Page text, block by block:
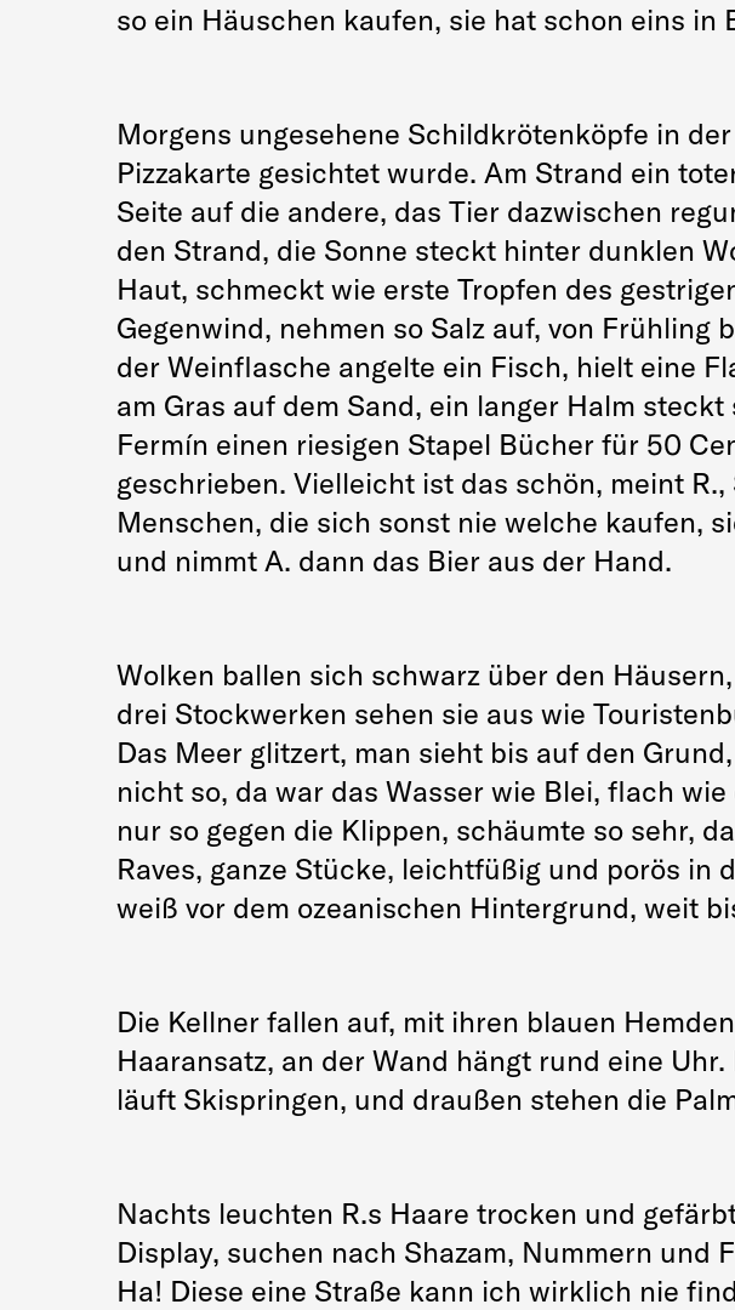
so ein Häuschen kaufen, sie hat schon eins in
Morgens ungesehene Schildkrötenköpfe in
Pizzakarte gesichtet wurde. Am Strand ein
Seite auf die andere, das Tier dazwischen
den Strand, die Sonne steckt hinter dunklen
Haut, schmeckt wie erste Tropfen des
Gegenwind, nehmen so Salz auf, von
der Weinflasche angelte ein Fisch, hielt eine
am Gras auf dem Sand, ein langer Halm
Fermín einen riesigen Stapel Bücher für 50
geschrieben. Vielleicht ist das schön, meint
Menschen, die sich sonst nie welche kaufen,
und nimmt A. dann das Bier aus der Hand.
Wolken ballen sich schwarz über den
drei Stockwerken sehen sie aus wie
Das Meer glitzert, man sieht bis auf den
nicht so, da war das Wasser wie Blei, flach
nur so gegen die Klippen, schäumte so sehr,
Raves, ganze Stücke, leichtfüßig und porös
weiß vor dem ozeanischen Hintergrund, weit
Die Kellner fallen auf, mit ihren blauen
Haaransatz, an der Wand hängt rund eine
läuft Skispringen, und draußen stehen die
Nachts leuchten R.s Haare trocken und
Display, suchen nach Shazam, Nummern und
Ha! Diese eine Straße kann ich wirklich nie